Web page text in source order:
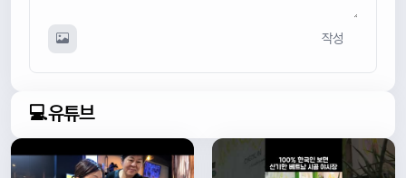
작성
💻유튜브